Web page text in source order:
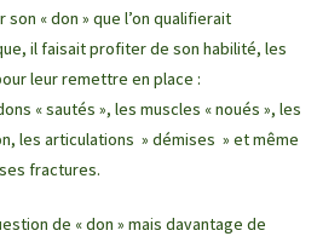
« don » que l’on qualifierait
il faisait profiter de son habilité, les
leur remettre en place :
« sautés », les muscles « noués », les
les articulations » démises » et même
fractures.
de « don » mais davantage de